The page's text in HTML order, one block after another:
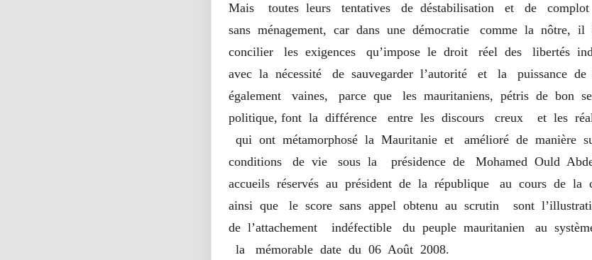
Mais toutes leurs tentatives de déstabilisation et de
sans ménagement, car dans une démocratie comme la nôtre, il
concilier les exigences qu’impose le droit réel des libertés
avec la nécessité de sauvegarder l’autorité et la puissance de
également vaines, parce que les mauritaniens, pétris de bon
politique, font la différence entre les discours creux et les
qui ont métamorphosé la Mauritanie et amélioré de manière
conditions de vie sous la présidence de Mohamed Ould
accueils réservés au président de la république au cours de la
ainsi que le score sans appel obtenu au scrutin sont
de l’attachement indéfectible du peuple mauritanien au
la mémorable date du 06 Août 2008.